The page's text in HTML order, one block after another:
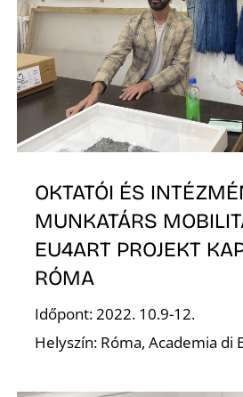
OKTATÓI ÉS
MUNKATÁRS
EU4ART PROJEKT
RÓMA
Időpont: 2022. 10.9-12.
Helyszín: Róma, Academia di